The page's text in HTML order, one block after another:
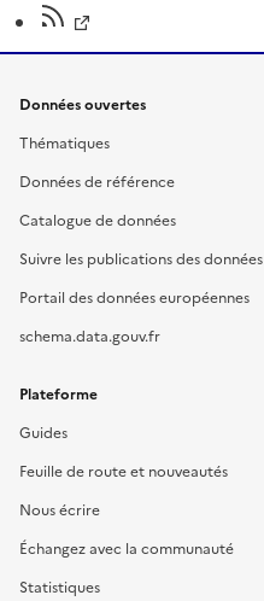
Données ouvertes
Thématiques
Données de référence
Catalogue de données
Suivre les publications des données
Portail des données européennes
schema.data.gouv.fr
Plateforme
Guides
Feuille de route et nouveautés
Nous écrire
Échangez avec la communauté
Statistiques